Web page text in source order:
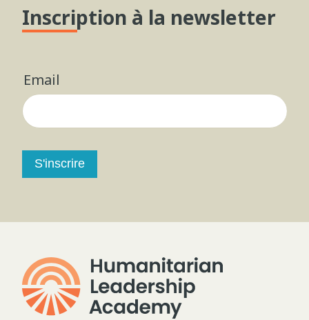
Inscription à la newsletter
Email
S'inscrire